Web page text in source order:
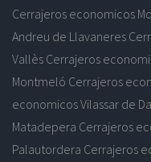
Cerrajeros economicos
Andreu de Llavaneres
Vallès Cerrajeros
Montmeló Cerrajeros
economicos Vilassar de
Matadepera Cerrajeros
Palautordera Cerrajeros